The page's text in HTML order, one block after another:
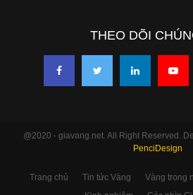
THEO DÕI
@2020 - giavang.net. All Right Reserved.
PenciDesign
Trang chủ Tin tức Vàng Vàng trong